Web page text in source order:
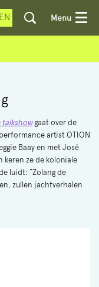
EN Menu
talkshowgaat over de
artist OTION
Baay en met José
keren ze de koloniale
luidt: “Zolang de
zullen jachtverhalen